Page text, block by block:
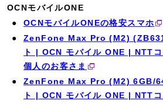
OCNモバイルONE
OCNモバイルONEの格安スマホ
ZenFone Max Pro (M2)
ト | OCN モバイル ONE | NTT
個人のお客さま
ZenFone Max Pro (M2) 6GB/
ト | OCN モバイル ONE | NTT